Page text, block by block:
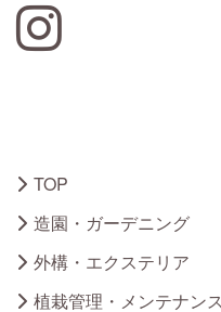
Instagram
TOP
造園・ガーデニング
外構・エクステリア
植栽管理・メンテナンス